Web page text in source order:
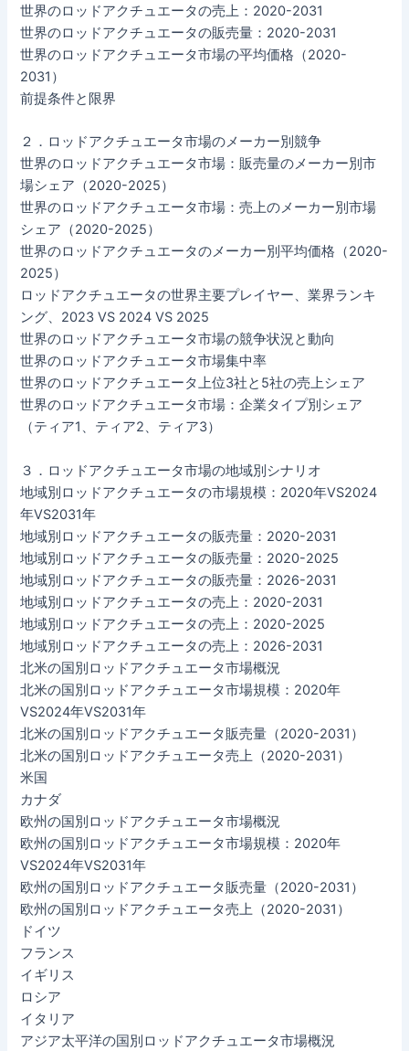
世界のロッドアクチュエータの売上：2020-2031
世界のロッドアクチュエータの販売量：2020-2031
世界のロッドアクチュエータ市場の平均価格（2020-
2031）
前提条件と限界
２．ロッドアクチュエータ市場のメーカー別競争
世界のロッドアクチュエータ市場：販売量のメーカー別市
場シェア（2020-2025）
世界のロッドアクチュエータ市場：売上のメーカー別市場
シェア（2020-2025）
世界のロッドアクチュエータのメーカー別平均価格（2020-
2025）
ロッドアクチュエータの世界主要プレイヤー、業界ランキ
ング、2023 VS 2024 VS 2025
世界のロッドアクチュエータ市場の競争状況と動向
世界のロッドアクチュエータ市場集中率
世界のロッドアクチュエータ上位3社と5社の売上シェア
世界のロッドアクチュエータ市場：企業タイプ別シェア
（ティア1、ティア2、ティア3）
３．ロッドアクチュエータ市場の地域別シナリオ
地域別ロッドアクチュエータの市場規模：2020年VS2024
年VS2031年
地域別ロッドアクチュエータの販売量：2020-2031
地域別ロッドアクチュエータの販売量：2020-2025
地域別ロッドアクチュエータの販売量：2026-2031
地域別ロッドアクチュエータの売上：2020-2031
地域別ロッドアクチュエータの売上：2020-2025
地域別ロッドアクチュエータの売上：2026-2031
北米の国別ロッドアクチュエータ市場概況
北米の国別ロッドアクチュエータ市場規模：2020年
VS2024年VS2031年
北米の国別ロッドアクチュエータ販売量（2020-2031）
北米の国別ロッドアクチュエータ売上（2020-2031）
米国
カナダ
欧州の国別ロッドアクチュエータ市場概況
欧州の国別ロッドアクチュエータ市場規模：2020年
VS2024年VS2031年
欧州の国別ロッドアクチュエータ販売量（2020-2031）
欧州の国別ロッドアクチュエータ売上（2020-2031）
ドイツ
フランス
イギリス
ロシア
イタリア
アジア太平洋の国別ロッドアクチュエータ市場概況